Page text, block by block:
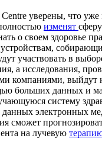
уверены, что уже
изменят
о своем здоровье
участвовать в
а исследования,
компаниями, выйдут
больших данных и
систему
данных электронных
сможет
на лучевую